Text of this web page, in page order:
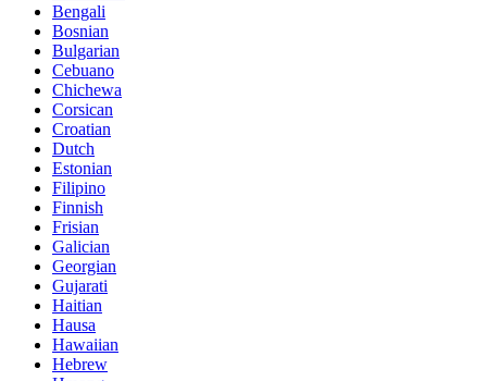
Bengali
Bosnian
Bulgarian
Cebuano
Chichewa
Corsican
Croatian
Dutch
Estonian
Filipino
Finnish
Frisian
Galician
Georgian
Gujarati
Haitian
Hausa
Hawaiian
Hebrew